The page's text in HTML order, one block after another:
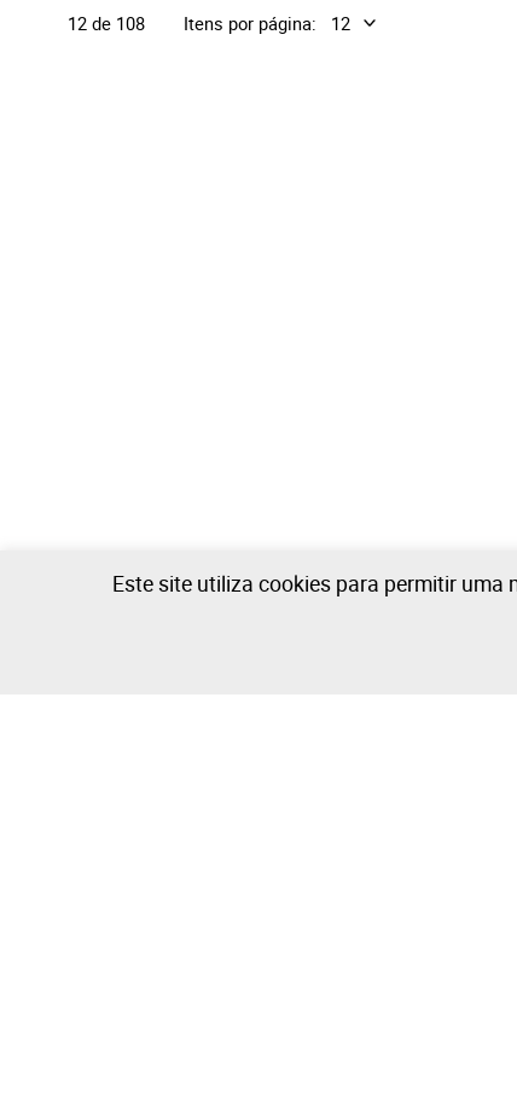
12 de 108 Itens por página:
Este site utiliza cookies para permitir